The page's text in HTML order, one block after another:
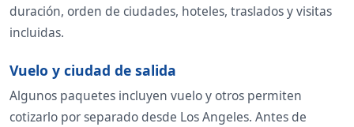
duración, orden de ciudades, hoteles, traslados y visitas
incluidas.
Vuelo y ciudad de salida
Algunos paquetes incluyen vuelo y otros permiten
cotizarlo por separado desde Los Angeles. Antes de